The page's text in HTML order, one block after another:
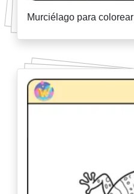
Murciélago para colorear